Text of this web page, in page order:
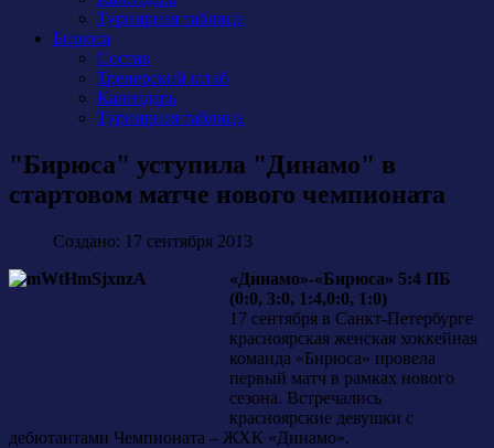
Турнирная таблица
Бирюса
Состав
Тренерский штаб
Календарь
Турнирная таблица
"Бирюса" уступила "Динамо" в
стартовом матче нового чемпионата
Создано: 17 сентября 2013
«Динамо»-«Бирюса» 5:4 ПБ
(0:0, 3:0, 1:4,0:0, 1:0)
17 сентября в Санкт-Петербурге
красноярская женская хоккейная
команда «Бирюса» провела
первый матч в рамках нового
сезона. Встречались
красноярские девушки с
дебютантами Чемпионата – ЖХК «Динамо».